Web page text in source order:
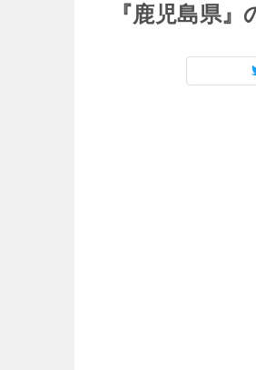
『鹿児島県